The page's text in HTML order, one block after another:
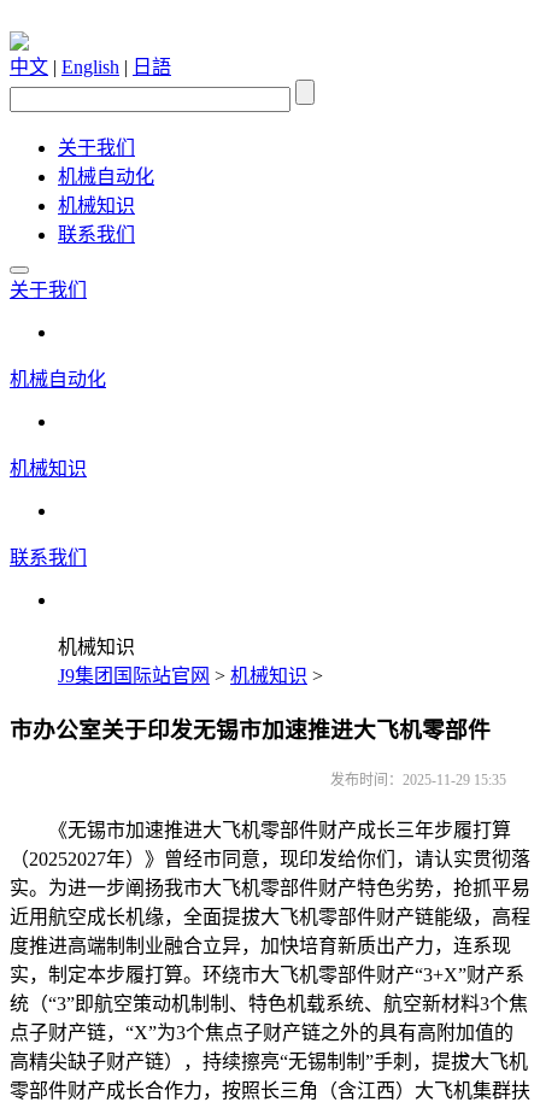
中文 | English | 日語
关于我们
机械自动化
机械知识
联系我们
关于我们
机械自动化
机械知识
联系我们
机械知识
J9集团国际站官网 > 机械知识 >
市办公室关于印发无锡市加速推进大飞机零部件
发布时间：2025-11-29 15:35
《无锡市加速推进大飞机零部件财产成长三年步履打算
（20252027年）》曾经市同意，现印发给你们，请认实贯彻落
实。为进一步阐扬我市大飞机零部件财产特色劣势，抢抓平易
近用航空成长机缘，全面提拔大飞机零部件财产链能级，高程
度推进高端制制业融合立异，加快培育新质出产力，连系现
实，制定本步履打算。环绕市大飞机零部件财产“3+X”财产系
统（“3”即航空策动机制制、特色机载系统、航空新材料3个焦
点子财产链，“X”为3个焦点子财产链之外的具有高附加值的
高精尖缺子财产链），持续擦亮“无锡制制”手刺，提拔大飞机
零部件财产成长合作力，按照长三角（含江西）大飞机集群扶